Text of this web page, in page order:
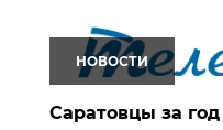
НОВОСТИ
Саратовцы за